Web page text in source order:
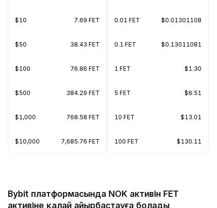
$10 7.69 FET
$50 38.43 FET
$100 76.86 FET
$500 384.29 FET
$1,000 768.58 FET
$10,000 7,685.76 FET
0.01 FET $0.01301108
0.1 FET $0.13011081
1 FET $1.30
5 FET $6.51
10 FET $13.01
100 FET $130.11
Bybit платформасында NOK активін FET
активіне қалай айырбастауға болады